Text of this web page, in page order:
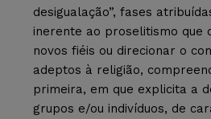
desigualação”, fases
inerente ao proselitismo que
novos fiéis ou direcionar o
adeptos à religião,
primeira, em que explicita a
grupos e/ou indivíduos, de